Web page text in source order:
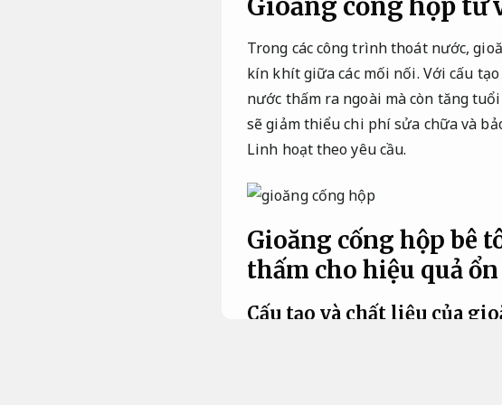
Gioăng cống hộp tư
Trong các công trình thoát nước,
kín khít giữa các mối nối. Với cấu
nước thấm ra ngoài mà còn tăng
sẽ giảm thiểu chi phí sửa chữa và
Linh hoạt theo yêu cầu.
Gioăng cống hộp bê
thấm cho hiệu quả
Cấu tạo và chất liệu của